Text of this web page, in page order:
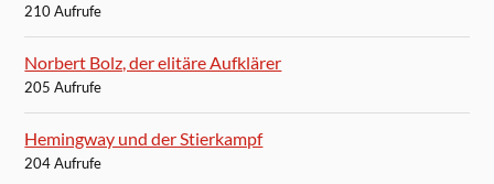
210 Aufrufe
Norbert Bolz, der elitäre Aufklärer
205 Aufrufe
Hemingway und der Stierkampf
204 Aufrufe